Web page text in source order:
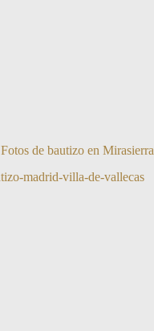
Fotos de bautizo en Mirasierra